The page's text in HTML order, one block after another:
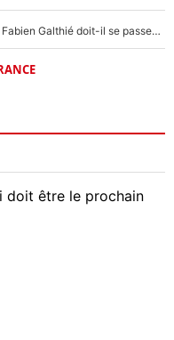
Le XV de France a trouvé son remplaçant : Fabien Galthié doit-il se passer d'Antoine Dupont ?
doit être le prochain